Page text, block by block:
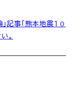
記事「熊本地震１０
。